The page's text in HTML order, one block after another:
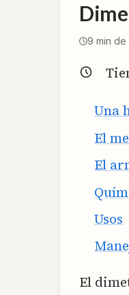
9 min de
Una
El
El
Usos
El